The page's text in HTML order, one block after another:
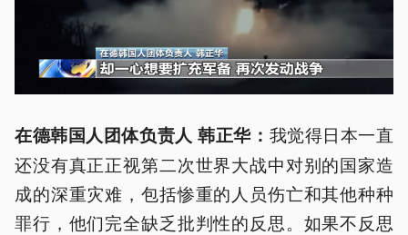
在德韩国人团体负责人 韩正华： 我觉得日本一直
还没有真正正视第二次世界大战中对别的国家造
成的深重灾难，包括惨重的人员伤亡和其他种种
罪行，他们完全缺乏批判性的反思。如果不反思